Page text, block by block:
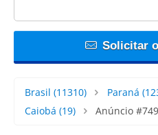
Solicitar
Brasil (11310) Paraná
Caiobá (19) Anúncio